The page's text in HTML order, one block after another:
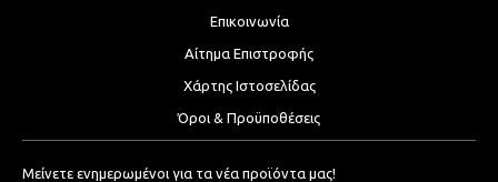
Επικοινωνία
Αίτημα Επιστροφής
Χάρτης Ιστοσελίδας
Όροι & Προϋποθέσεις
Μείνετε ενημερωμένοι για τα νέα προϊόντα μας!